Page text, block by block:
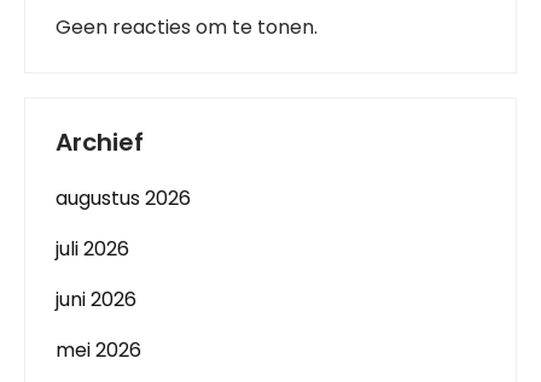
Geen reacties om te tonen.
Archief
augustus 2026
juli 2026
juni 2026
mei 2026